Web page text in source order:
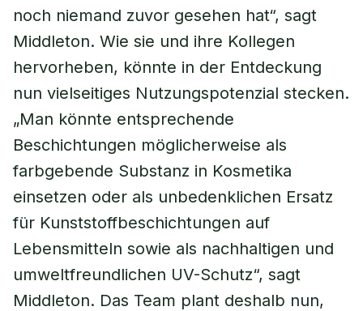
noch niemand zuvor gesehen hat“, sagt
Middleton. Wie sie und ihre Kollegen
hervorheben, könnte in der Entdeckung
nun vielseitiges Nutzungspotenzial stecken.
„Man könnte entsprechende
Beschichtungen möglicherweise als
farbgebende Substanz in Kosmetika
einsetzen oder als unbedenklichen Ersatz
für Kunststoffbeschichtungen auf
Lebensmitteln sowie als nachhaltigen und
umweltfreundlichen UV-Schutz“, sagt
Middleton. Das Team plant deshalb nun,